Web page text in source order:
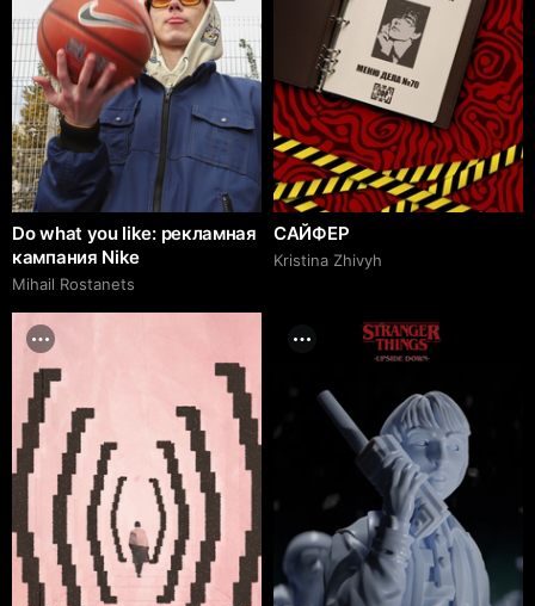
Do what you like: рекламная
кампания Nike
Mihail Rostanets
САЙФЕР
Kristina Zhivyh